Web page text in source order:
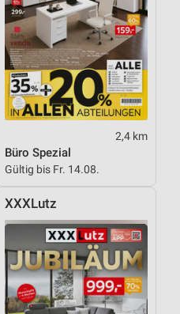
2,4 km
Büro Spezial
Gültig bis Fr. 14.08.
XXXLutz